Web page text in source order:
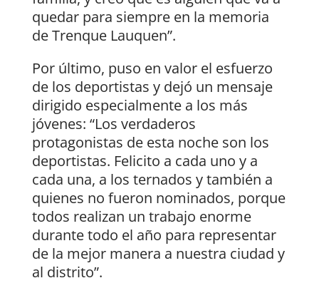
quedar para siempre en la memoria
de Trenque Lauquen”.
Por último, puso en valor el esfuerzo
de los deportistas y dejó un mensaje
dirigido especialmente a los más
jóvenes: “Los verdaderos
protagonistas de esta noche son los
deportistas. Felicito a cada uno y a
cada una, a los ternados y también a
quienes no fueron nominados, porque
todos realizan un trabajo enorme
durante todo el año para representar
de la mejor manera a nuestra ciudad y
al distrito”.